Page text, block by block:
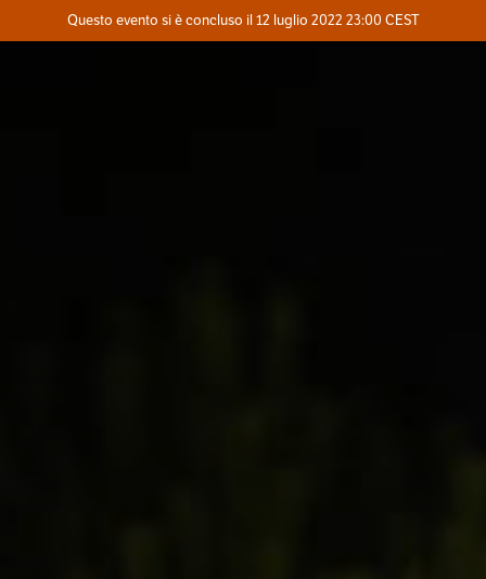
Dove
Questo evento si è concluso il 12 luglio 2022 23:00 CEST